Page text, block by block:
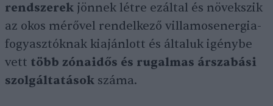
rendszerek jönnek létre ezáltal és növekszik
az okos mérővel rendelkező villamosenergia-
fogyasztóknak kiajánlott és általuk igénybe
vett több zónaidős és rugalmas árszabási
szolgáltatások száma.